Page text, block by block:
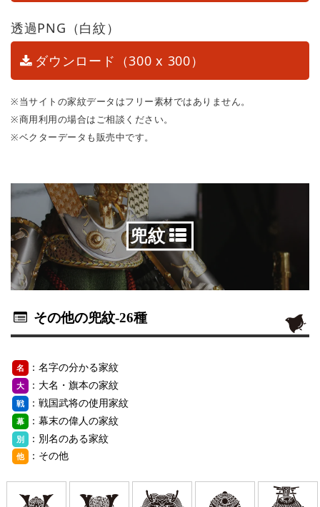
透過PNG（白紋）
ダウンロード（300 x 300）
※当サイトの家紋データはフリー素材ではありません。
※商用利用の場合はご相談ください。
※ベクターデータも販売中です。
兜紋
その他の兜紋-26種
名 ：名字の分かる家紋
大 ：大名・旗本の家紋
戦 ：戦国武将の使用家紋
幕 ：幕末の偉人の家紋
別 ：別名のある家紋
他 ：その他